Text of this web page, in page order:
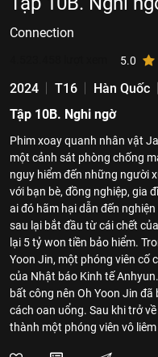
Connection
5.0
2024 T16 Hàn Quốc
Tập 10B. Nghi ngờ
Phim xoay quanh nhân vật
một cảnh sát phòng chống
nguy hiểm đến những người
với bạn bè, đồng nghiệp, gia
ai đó hãm hại dẫn đến
sau lại bắt đầu từ cái chết
lại 5 tỷ won tiền bảo hiểm.
Yoon Jin, một phóng viên cố
của Nhật báo Kinh tế
bất công nên Oh Yoon Jin
cách oan uổng. Sau khi trở
thành một phóng viên vô